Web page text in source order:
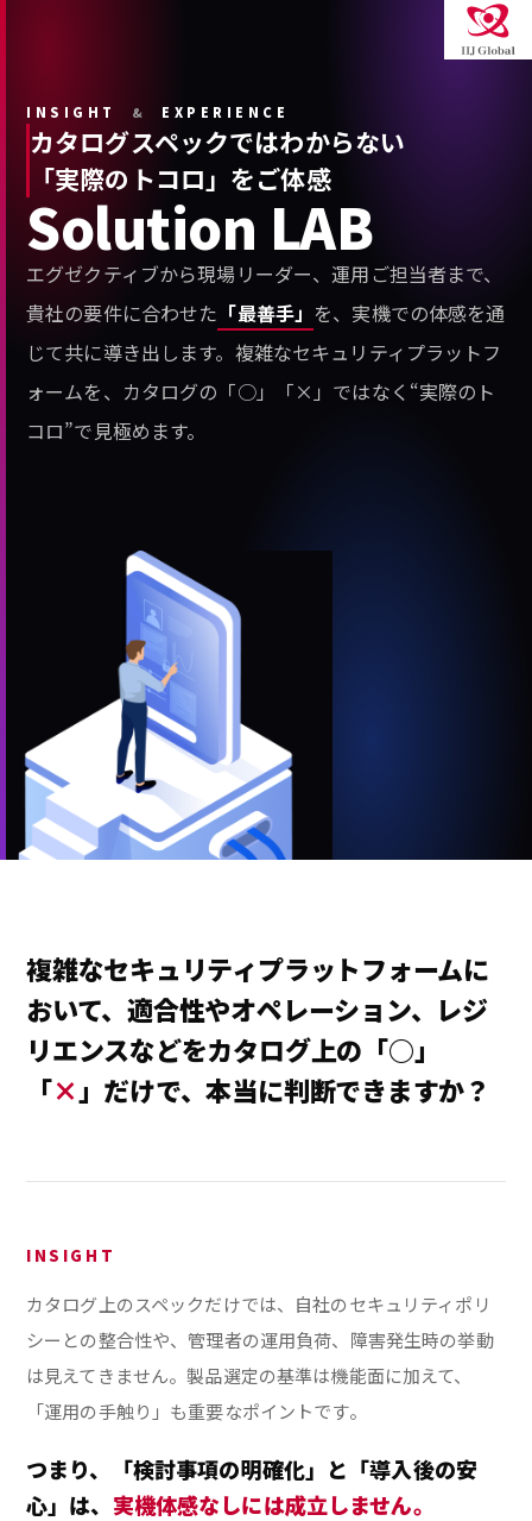
INSIGHT & EXPERIENCE
カタログスペックではわからない
「実際のトコロ」をご体感
Solution LAB
エグゼクティブから現場リーダー、運用ご担当者まで、
貴社の要件に合わせた 「最善手」 を、実機での体感を通
じて共に導き出します。複雑なセキュリティプラットフ
ォームを、カタログの「○」「×」ではなく“実際のト
コロ”で見極めます。
複雑なセキュリティプラットフォームに
おいて、適合性やオペレーション、レジ
リエンスなどをカタログ上の「○」
「× 」だけで、本当に判断できますか？
INSIGHT
カタログ上のスペックだけでは、自社のセキュリティポリ
シーとの整合性や、管理者の運用負荷、障害発生時の挙動
は見えてきません。製品選定の基準は機能面に加えて、
「運用の手触り」も重要なポイントです。
つまり、「検討事項の明確化」と「導入後の安
心」は、 実機体感なしには成立しません。